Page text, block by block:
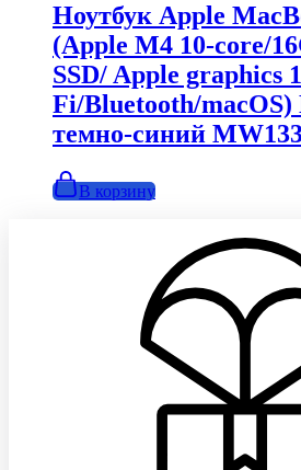
Ноутбук Apple
(Apple M4 10-core/
SSD/ Apple graphics
Fi/Bluetooth/
темно-синий
В корзину